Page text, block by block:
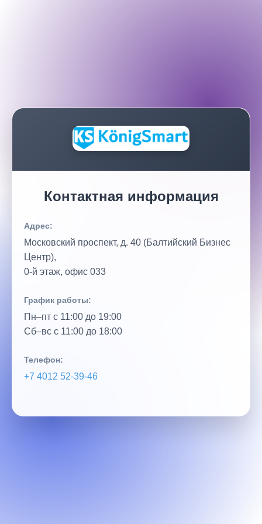
Контактная информация
Адрес:
Московский проспект, д. 40 (Балтийский Бизнес
Центр),
0‑й этаж, офис 033
График работы:
Пн–пт с 11:00 до 19:00
Сб–вс с 11:00 до 18:00
Телефон:
+7 4012 52‑39‑46